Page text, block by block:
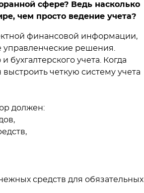
сфере? Ведь насколько
чем просто ведение учета?
финансовой информации,
решения.
бухгалтерского учета. Когда
четкую систему учета
должен:
средств для обязательных